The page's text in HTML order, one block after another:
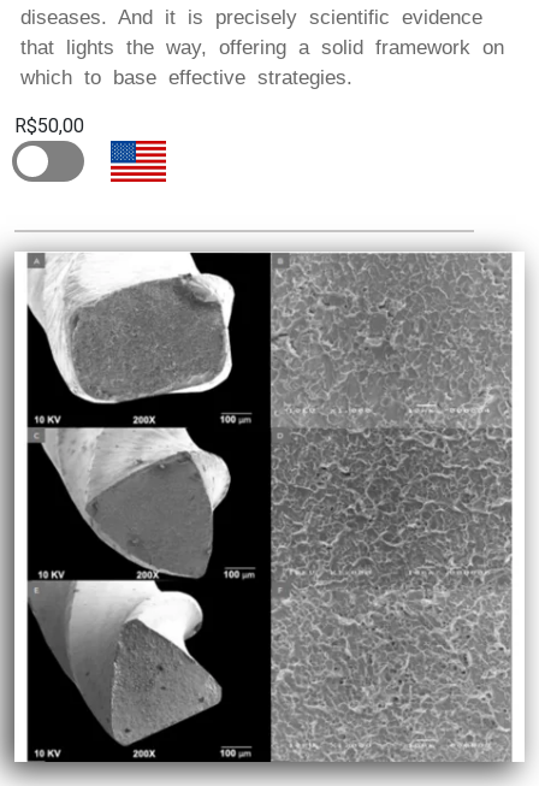
diseases. And it is precisely scientific evidence
that lights the way, offering a solid framework on
which to base effective strategies.
R$50,00